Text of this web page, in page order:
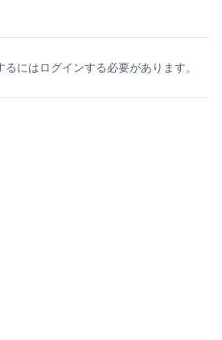
るにはログインする必要があります。